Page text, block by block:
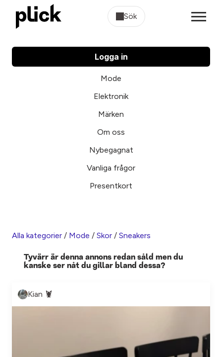
Sök
Logga in
Mode
Elektronik
Märken
Om oss
Nybegagnat
Vanliga frågor
Presentkort
Alla kategorier / Mode / Skor / Sneakers
Tyvärr är denna annons redan såld men du
kanske ser nåt du gillar bland dessa?
Kian 🦞